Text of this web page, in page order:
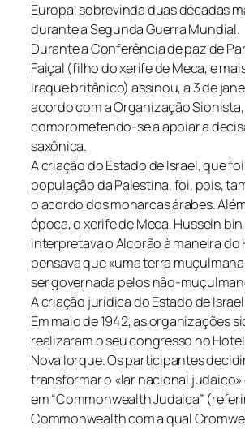
Europa, sobrevinda duas décadas
durante a Segunda Guerra Mundial.
Durante a Conferência de paz de
Faiçal (filho do xerife de Meca, e
Iraque britânico) assinou, a 3 de
acordo com a Organização Sionista,
comprometendo-se a apoiar a
saxônica.
A criação do Estado de Israel, que
população da Palestina, foi, pois,
o acordo dos monarcas árabes.
época, o xerife de Meca, Hussein bin
interpretava o Alcorão à maneira do
pensava que «uma terra
ser governada pelos não-
A criação jurídica do Estado de Israel
Em maio de 1942, as organizações
realizaram o seu congresso no
Nova Iorque. Os participantes
transformar o «lar nacional judaico»
em “Commonwealth Judaica”
Commonwealth com a qual